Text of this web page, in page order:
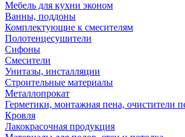
Мебель для кухни эконом
Ванны, поддоны
Комплектующие к смесителям
Полотенцесушители
Сифоны
Смесители
Унитазы, инсталляции
Строительные материалы
Металлопрокат
Герметики, монтажная пена, очистители
Кровля
Лакокрасочная продукция